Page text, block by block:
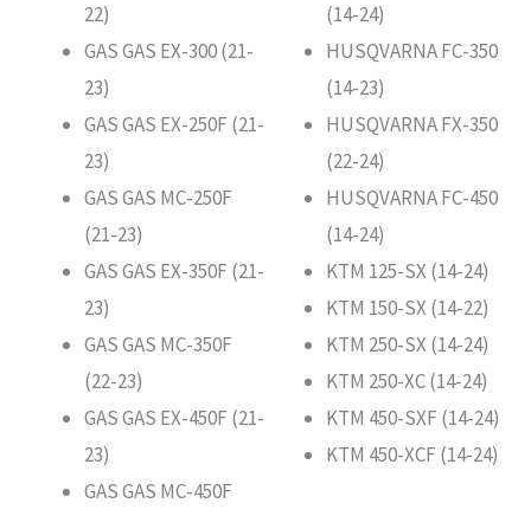
22)
GAS GAS EX-300 (21-
23)
GAS GAS EX-250F (21-
23)
GAS GAS MC-250F
(21-23)
GAS GAS EX-350F (21-
23)
GAS GAS MC-350F
(22-23)
GAS GAS EX-450F (21-
23)
GAS GAS MC-450F
(14-24)
HUSQVARNA FC-350
(14-23)
HUSQVARNA FX-350
(22-24)
HUSQVARNA FC-450
(14-24)
KTM 125-SX (14-24)
KTM 150-SX (14-22)
KTM 250-SX (14-24)
KTM 250-XC (14-24)
KTM 450-SXF (14-24)
KTM 450-XCF (14-24)